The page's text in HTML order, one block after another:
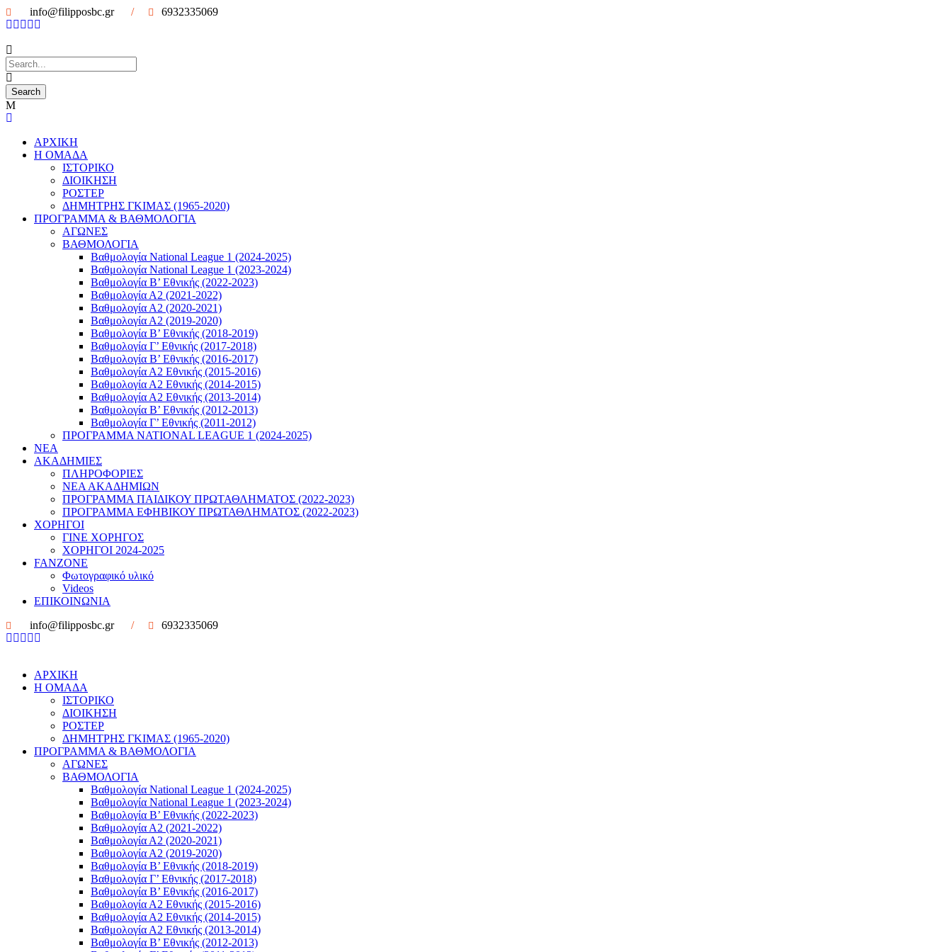
info@filipposbc.gr / 6932335069
ΑΡΧΙΚΗ
Η ΟΜΑΔΑ
ΙΣΤΟΡΙΚΟ
ΔΙΟΙΚΗΣΗ
ΡΟΣΤΕΡ
ΔΗΜΗΤΡΗΣ ΓΚΙΜΑΣ (1965-2020)
ΠΡΟΓΡΑΜΜΑ & ΒΑΘΜΟΛΟΓΙΑ
ΑΓΩΝΕΣ
ΒΑΘΜΟΛΟΓΙΑ
Βαθμολογία National League 1 (2024-2025)
Βαθμολογία National League 1 (2023-2024)
Βαθμολογία Β’ Εθνικής (2022-2023)
Βαθμολογία Α2 (2021-2022)
Βαθμολογία Α2 (2020-2021)
Βαθμολογία Α2 (2019-2020)
Βαθμολογία B’ Εθνικής (2018-2019)
Βαθμολογία Γ’ Εθνικής (2017-2018)
Βαθμολογία Β’ Εθνικής (2016-2017)
Βαθμολογία Α2 Εθνικής (2015-2016)
Βαθμολογία Α2 Εθνικής (2014-2015)
Βαθμολογία Α2 Εθνικής (2013-2014)
Βαθμολογία Β’ Εθνικής (2012-2013)
Βαθμολογία Γ’ Εθνικής (2011-2012)
ΠΡΟΓΡΑΜΜΑ NATIONAL LEAGUE 1 (2024-2025)
ΝΕΑ
ΑΚΑΔΗΜΙΕΣ
ΠΛΗΡΟΦΟΡΙΕΣ
ΝΕΑ ΑΚΑΔΗΜΙΩΝ
ΠΡΟΓΡΑΜΜΑ ΠΑΙΔΙΚΟΥ ΠΡΩΤΑΘΛΗΜΑΤΟΣ (2022-2023)
ΠΡΟΓΡΑΜΜΑ ΕΦΗΒΙΚΟΥ ΠΡΩΤΑΘΛΗΜΑΤΟΣ (2022-2023)
ΧΟΡΗΓΟΙ
ΓΙΝΕ ΧΟΡΗΓΟΣ
ΧΟΡΗΓΟΙ 2024-2025
FANZONE
Φωτογραφικό υλικό
Videos
ΕΠΙΚΟΙΝΩΝΙΑ
info@filipposbc.gr
/ 6932335069
ΑΡΧΙΚΗ
Η ΟΜΑΔΑ
ΙΣΤΟΡΙΚΟ
ΔΙΟΙΚΗΣΗ
ΡΟΣΤΕΡ
ΔΗΜΗΤΡΗΣ ΓΚΙΜΑΣ (1965-2020)
ΠΡΟΓΡΑΜΜΑ & ΒΑΘΜΟΛΟΓΙΑ
ΑΓΩΝΕΣ
ΒΑΘΜΟΛΟΓΙΑ
Βαθμολογία National League 1 (2024-2025)
Βαθμολογία National League 1 (2023-2024)
Βαθμολογία Β’ Εθνικής (2022-2023)
Βαθμολογία Α2 (2021-2022)
Βαθμολογία Α2 (2020-2021)
Βαθμολογία Α2 (2019-2020)
Βαθμολογία B’ Εθνικής (2018-2019)
Βαθμολογία Γ’ Εθνικής (2017-2018)
Βαθμολογία Β’ Εθνικής (2016-2017)
Βαθμολογία Α2 Εθνικής (2015-2016)
Βαθμολογία Α2 Εθνικής (2014-2015)
Βαθμολογία Α2 Εθνικής (2013-2014)
Βαθμολογία Β’ Εθνικής (2012-2013)